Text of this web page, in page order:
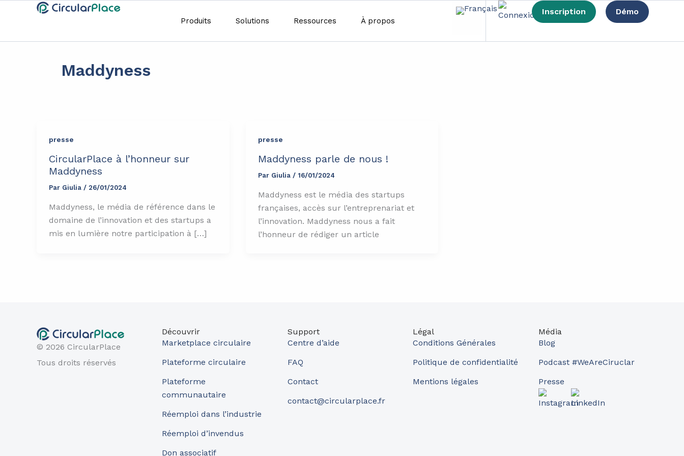
Produits Solutions Ressources À propos
Inscription Démo
Maddyness
presse
CircularPlace à l’honneur sur
Maddyness
Par Giulia / 26/01/2024
Maddyness, le média de référence dans le
domaine de l’innovation et des startups a
mis en lumière notre participation à […]
presse
Maddyness parle de nous !
Par Giulia / 16/01/2024
Maddyness est le média des startups
françaises, accès sur l’entreprenariat et
l’innovation. Maddyness nous a fait
l’honneur de rédiger un article
© 2026 CircularPlace
Tous droits réservés
Découvrir
Marketplace circulaire
Plateforme circulaire
Plateforme
communautaire
Réemploi dans l’industrie
Réemploi d’invendus
Don associatif
Support
Centre d’aide
FAQ
Contact
contact@circularplace.fr
Légal
Conditions Générales
Politique de confidentialité
Mentions légales
Média
Blog
Podcast #WeAreCiruclar
Presse